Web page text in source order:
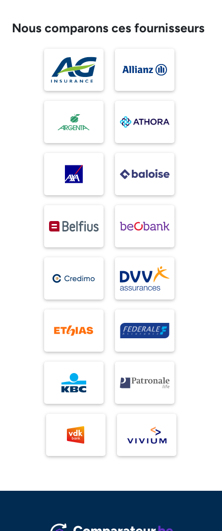
Nous comparons ces fournisseurs